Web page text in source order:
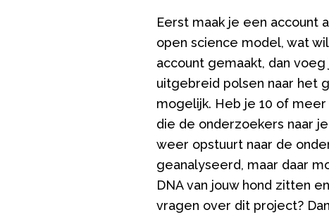
Eerst maak je een account
open science model, wat
account gemaakt, dan
uitgebreid polsen naar het
mogelijk. Heb je 10 of
die de onderzoekers naar
weer opstuurt naar de
geanalyseerd, maar daar
DNA van jouw hond zitten
vragen over dit project?